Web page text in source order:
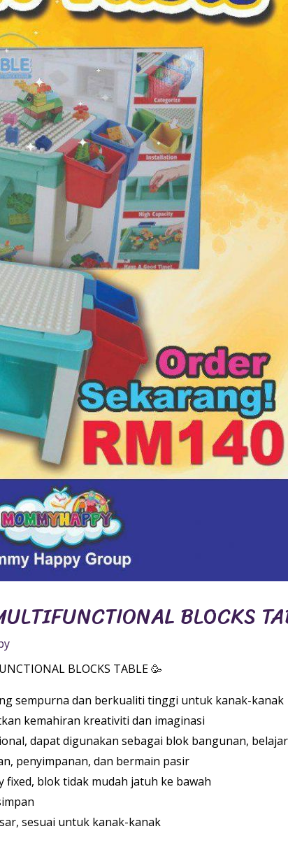
BLOCKS
BLOCKS TABLE 🥳
sempurna dan berkualiti tinggi untuk kanak-kanak
kemahiran kreativiti dan imaginasi
dapat digunakan sebagai blok bangunan,
penyimpanan, dan bermain pasir
fixed, blok tidak mudah jatuh ke bawah
sesuai untuk kanak-kanak